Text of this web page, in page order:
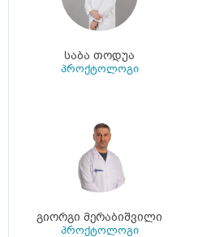
საბა თოდუა
პროქტოლოგი
გიორგი მერაბიშვილი
პროქტოლოგი